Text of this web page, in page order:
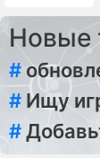
Новые
#
# Ищу
#